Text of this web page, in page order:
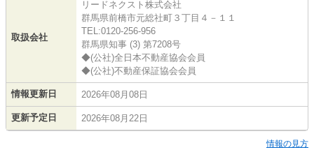
取扱会社
リードネクスト株式会社
群馬県前橋市元総社町３丁目４－１１
TEL:0120-256-956
群馬県知事 (3) 第7208号
◆(公社)全日本不動産協会会員
◆(公社)不動産保証協会会員
情報更新日 2026年08月08日
更新予定日 2026年08月22日
情報の見方